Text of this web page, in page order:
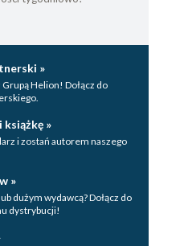
»
Grupą Helion! Dołącz do
książkę »
i zostań autorem naszego
»
dużym wydawcą? Dołącz do
dystrybucji!